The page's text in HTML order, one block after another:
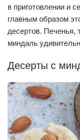
в приготовлении и
главным образом
десертов.
миндаль
Десерты с